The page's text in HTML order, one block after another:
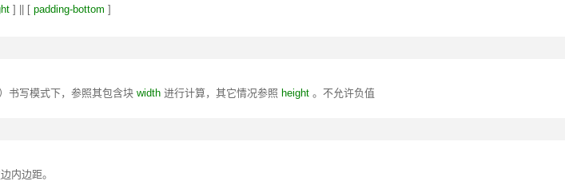
] || [ padding-bottom ]
书写模式下，参照其包含块 width 进行计算，其它情况参照 height 。不允许负值
内边距。